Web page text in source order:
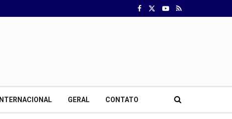
INTERNACIONAL GERAL CONTATO